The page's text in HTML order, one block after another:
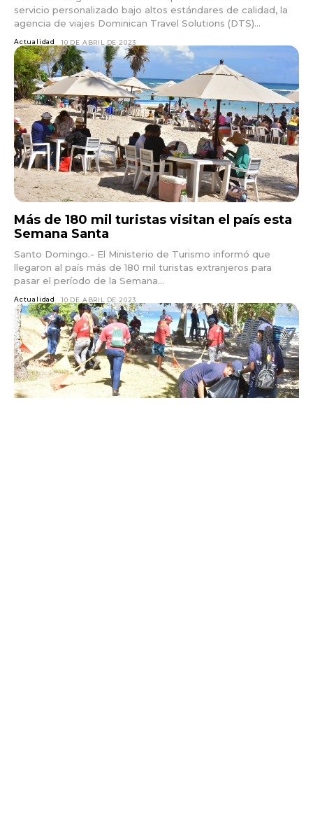
servicio personalizado bajo altos estándares de calidad, la
agencia de viajes Dominican Travel Solutions (DTS)...
Actualidad 10 DE ABRIL DE 2023
Más de 180 mil turistas visitan el país esta
Semana Santa
Santo Domingo.- El Ministerio de Turismo informó que
llegaron al país más de 180 mil turistas extranjeros para
pasar el período de la Semana...
Actualidad 10 DE ABRIL DE 2023